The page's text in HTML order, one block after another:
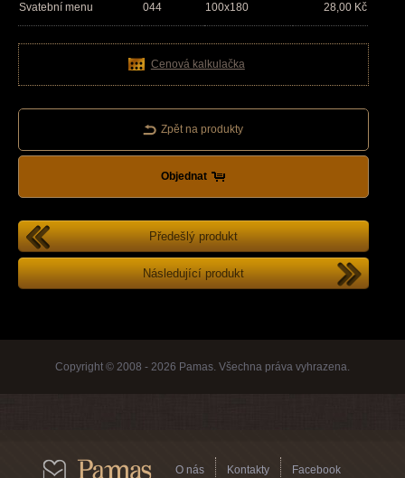
Svatební menu 044 100x180 28,00 Kč
Cenová kalkulačka
Zpět na produkty
Objednat
Předešlý produkt
Následující produkt
Copyright © 2008 - 2026 Pamas. Všechna práva vyhrazena.
O nás Kontakty Facebook